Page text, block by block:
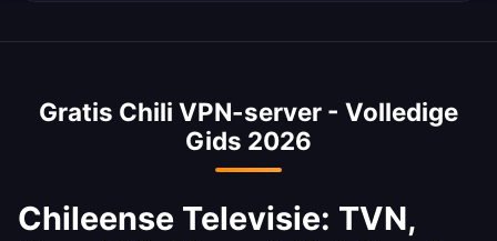
behoudt die snelheid.
Impuestos Internos), ChileAtiende en Clave
Essentieel voor Chileense burgers en inwoners
die internationaal wonen of reizen.
Gratis Chili VPN-server - Volledige
Gids 2026
Chileense Televisie: TVN,